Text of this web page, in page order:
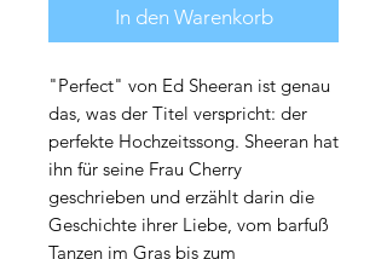
In den Warenkorb
"Perfect" von Ed Sheeran ist genau
das, was der Titel verspricht: der
perfekte Hochzeitssong. Sheeran hat
ihn für seine Frau Cherry
geschrieben und erzählt darin die
Geschichte ihrer Liebe, vom barfuß
Tanzen im Gras bis zum